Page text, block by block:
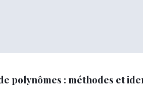
polynômes : méthodes et